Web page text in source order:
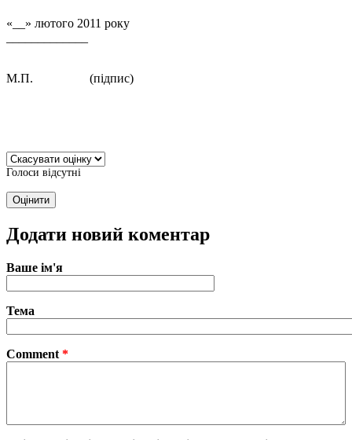
«__» лютого 2011 року
М.П. (підпис)
Голоси відсутні
Додати новий коментар
Ваше ім'я
Тема
Comment *